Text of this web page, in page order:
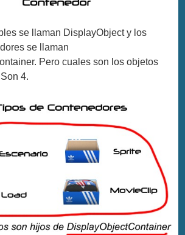
se llaman DisplayObject y los
se llaman
Pero cuales son los objetos
4.